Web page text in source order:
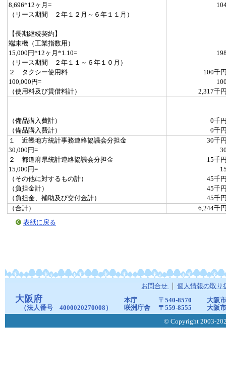
8,696*12ヶ月=
（リース期間 ２年１２月～６年１１月）
【長期継続契約】
端末機（工業指数用）
15,000円*12ヶ月*1.10=
（リース期間 ２年１１～６年１０月）
２ タクシー使用料
100千
100,000円=
（使用料及び賃借料計）
2,317千
（備品購入費計）
0千
（備品購入費計）
0千
１ 近畿地方統計事務連絡協議会分担金
30千
30,000円=
２ 都道府県統計連絡協議会分担金
15千
15,000円=
（その他に対するもの計）
45千
（負担金計）
45千
（負担金、補助及び交付金計）
45千
（合計）
6,244千
表紙に戻る
お問合せ 個人情報の取り
大阪府
（法人番号 4000020270008）
本庁 〒540-8570
大阪
咲洲庁舎
〒559-8555
大阪
© Copyright 2003-